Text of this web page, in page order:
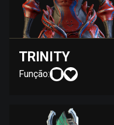
TRINITY
Função: